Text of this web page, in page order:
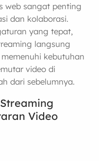
web sangat penting
dan kolaborasi.
yang tepat,
langsung
kebutuhan
video di
dari sebelumnya.
Video